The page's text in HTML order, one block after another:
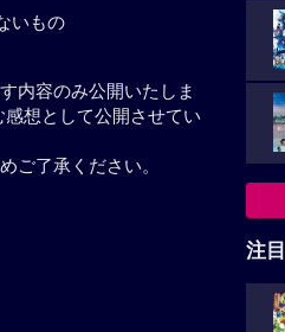
いもの
内容のみ公開いたしま
想として公開させてい
ご了承ください。
注